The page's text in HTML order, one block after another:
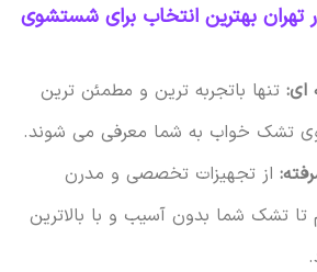
بهترین انتخاب برای شستشوی
تنها باتجربه ترین و مطمئن ترین
تشک خواب به شما معرفی می شوند.
از تجهیزات تخصصی و مدرن
تا تشک شما بدون آسیب و با بالاترین